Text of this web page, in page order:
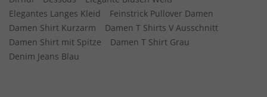
Elegantes Langes Kleid
Feinstrick Pullover Damen
Damen Shirt Kurzarm
Damen T Shirts V Ausschnitt
Damen Shirt mit Spitze
Damen T Shirt Grau
Denim Jeans Blau